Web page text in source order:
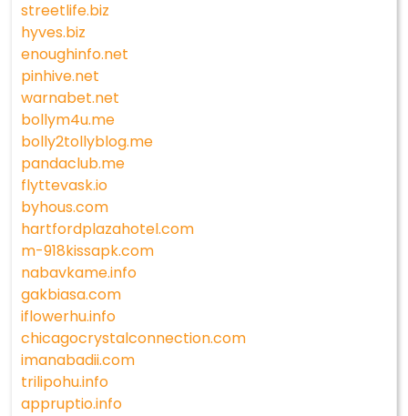
streetlife.biz
hyves.biz
enoughinfo.net
pinhive.net
warnabet.net
bollym4u.me
bolly2tollyblog.me
pandaclub.me
flyttevask.io
byhous.com
hartfordplazahotel.com
m-918kissapk.com
nabavkame.info
gakbiasa.com
iflowerhu.info
chicagocrystalconnection.com
imanabadii.com
trilipohu.info
appruptio.info